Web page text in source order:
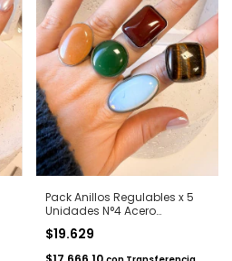
Pack Anillos Regulables x 5
Unidades N°4 Acero
$19.629